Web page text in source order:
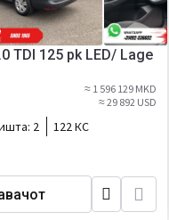
TDI 125 pk LED/ Lage
≈ 1 596 129 MKD
≈ 29 892 USD
2
122 КС